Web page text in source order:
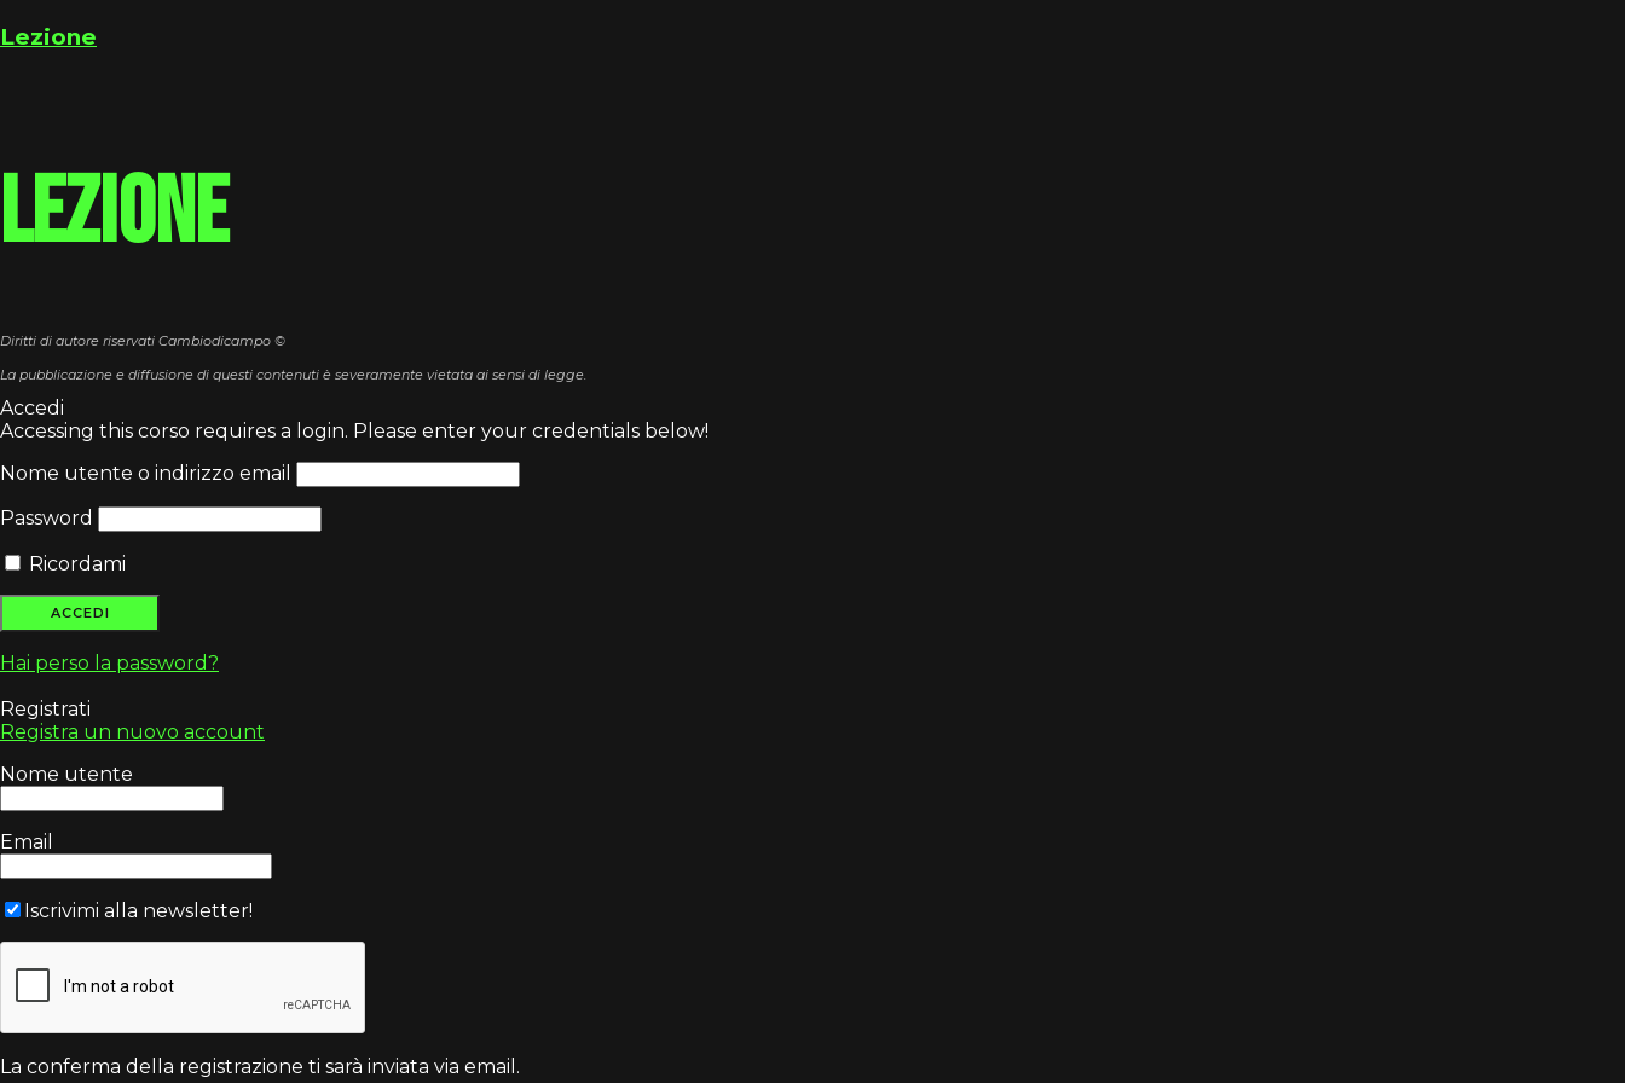
Lezione
Lezione
Diritti di autore riservati Cambiodicampo ©
La pubblicazione e diffusione di questi contenuti è severamente vietata ai sensi di legge.
Accedi
Accessing this corso requires a login. Please enter your credentials below!
Nome utente o indirizzo email
Password
Ricordami
Hai perso la password?
Registrati
Registra un nuovo account
Nome utente
Email
Iscrivimi alla newsletter!
La conferma della registrazione ti sarà inviata via email.